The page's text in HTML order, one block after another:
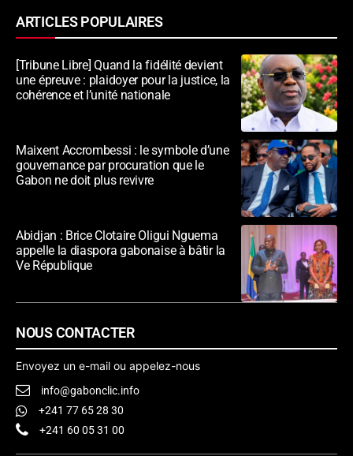
ARTICLES POPULAIRES
[Tribune Libre] Quand la fidélité devient
une épreuve : plaidoyer pour la justice, la
cohérence et l’unité nationale
Maixent Accrombessi : le symbole d’une
gouvernance par procuration que le
Gabon ne doit plus revivre
Abidjan : Brice Clotaire Oligui Nguema
appelle la diaspora gabonaise à bâtir la
Ve République
NOUS CONTACTER
Envoyez un e-mail ou appelez-nous
info@gabonclic.info
+241 77 65 28 30
+241 60 05 31 00